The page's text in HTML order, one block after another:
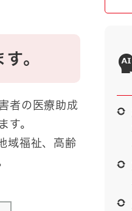
。
者の医療助成
す。
域福祉、高齢